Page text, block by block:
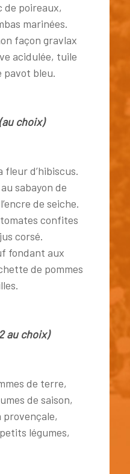
de poireaux,
marinées.
façon gravlax
acidulée, tuile
pavot bleu.
choix)
fleur d’hibiscus.
sabayon de
de seiche.
confites
corsé.
fondant aux
de pommes
au choix)
de terre,
de saison,
légumes,